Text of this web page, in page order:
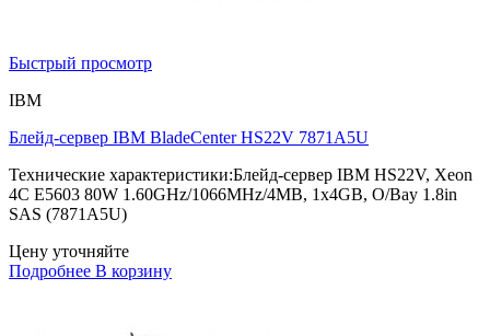
Быстрый просмотр
IBM
Блейд-сервер IBM BladeCenter HS22V 7871A5U
Технические характеристики:Блейд-сервер IBM HS22V, Xeon
4C E5603 80W 1.60GHz/1066MHz/4MB, 1x4GB, O/Bay 1.8in
SAS (7871A5U)
Цену уточняйте
Подробнее В корзину